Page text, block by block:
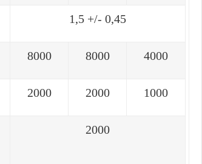
1,5 +/- 0,45
8000 8000 4000
2000 2000 1000
2000